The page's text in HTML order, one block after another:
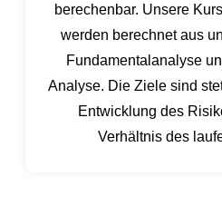
berechenbar. Unsere
werden berechnet aus
Fundamentalanalyse
Analyse. Die Ziele sind
Entwicklung des
Verhältnis des